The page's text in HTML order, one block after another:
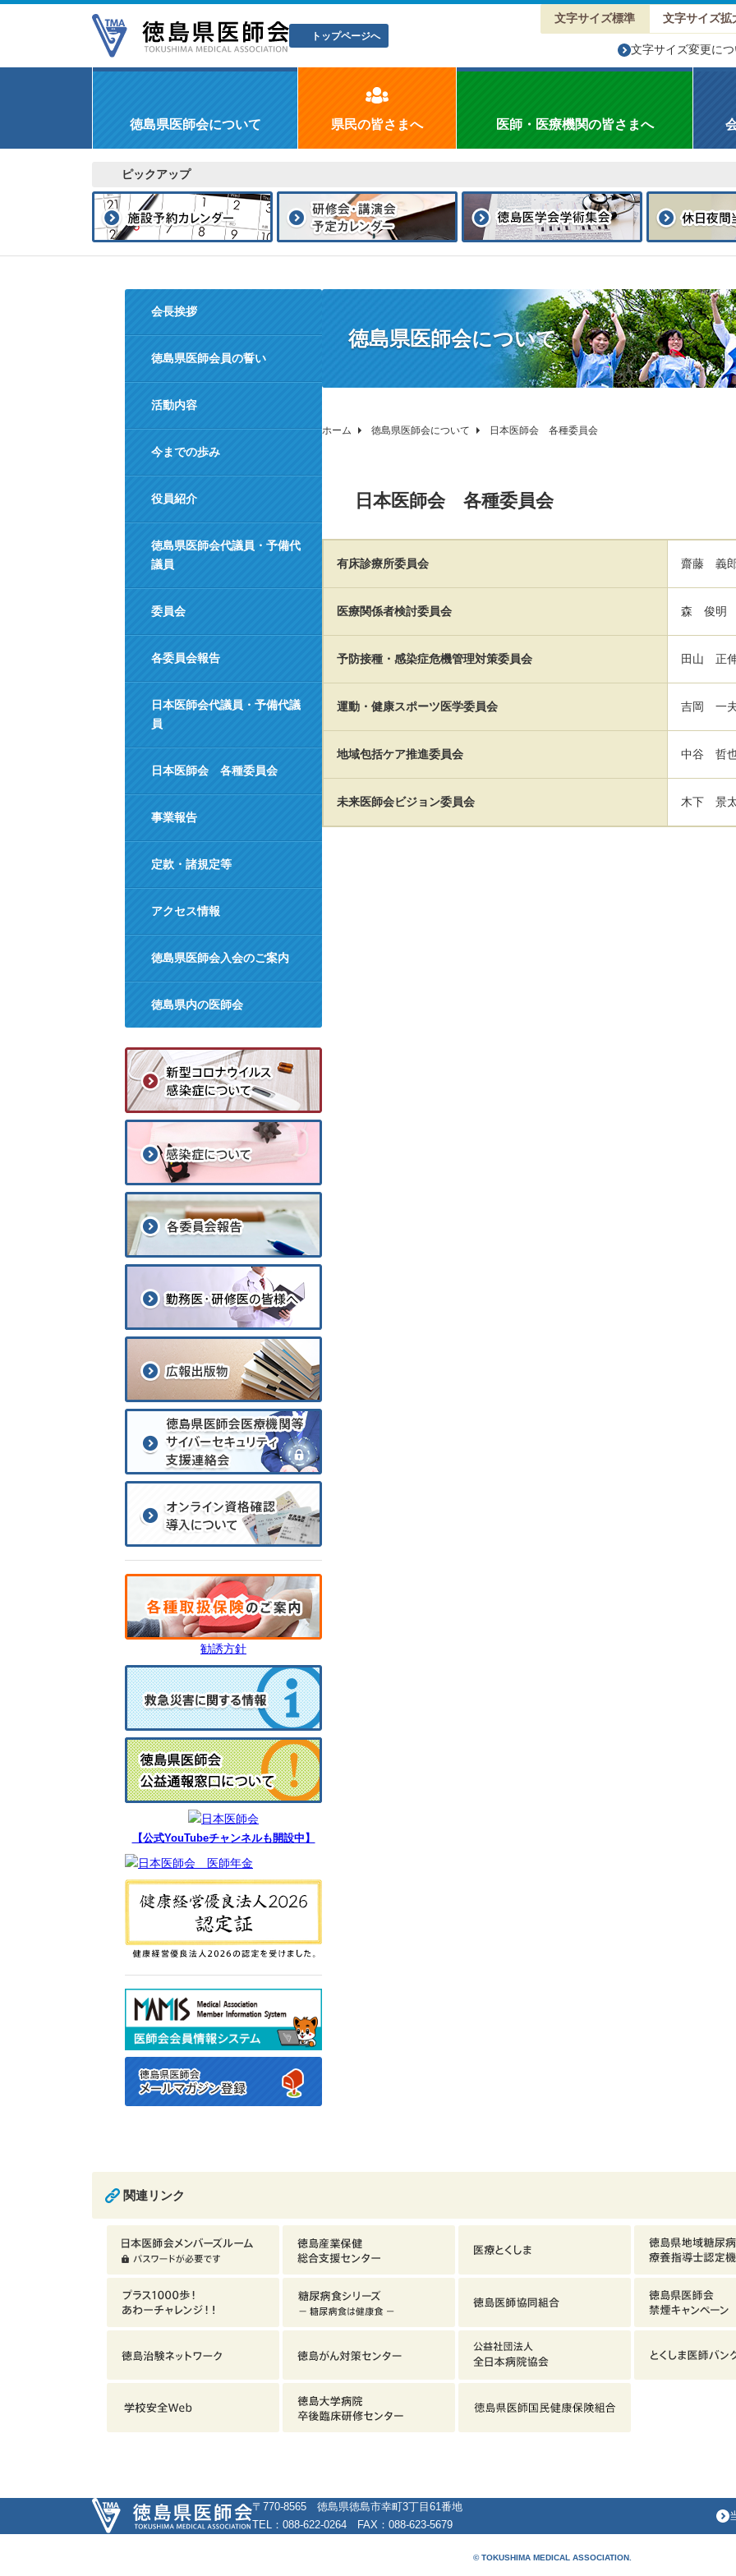
トップページへ
文字サイズ標準 文字サイズ拡
文字サイズ変更に
徳島県医師会について 県民の皆さまへ 医師・医療機関の皆さまへ
ピックアップ
徳島県医師会について
ホーム 徳島県医師会について 日本医師会 各種委員会
日本医師会 各種委員会
有床診療所委員会 齋藤 義
医療関係者検討委員会 森 俊明
予防接種・感染症危機管理対策委員会 田山 正
運動・健康スポーツ医学委員会 吉岡 一
地域包括ケア推進委員会 中谷 哲
未来医師会ビジョン委員会 木下 景
会長挨拶
徳島県医師会員の誓い
活動内容
今までの歩み
役員紹介
徳島県医師会代議員・予備代
議員
委員会
各委員会報告
日本医師会代議員・予備代議
員
日本医師会 各種委員会
事業報告
定款・諸規定等
アクセス情報
徳島県医師会入会のご案内
徳島県内の医師会
勧誘方針
【公式YouTubeチャンネルも開設中】
関連リンク
〒770-8565 徳島県徳島市幸町3丁目61番地
TEL：088-622-0264 FAX：088-623-5679
© TOKUSHIMA MEDICAL ASSOCIATION.